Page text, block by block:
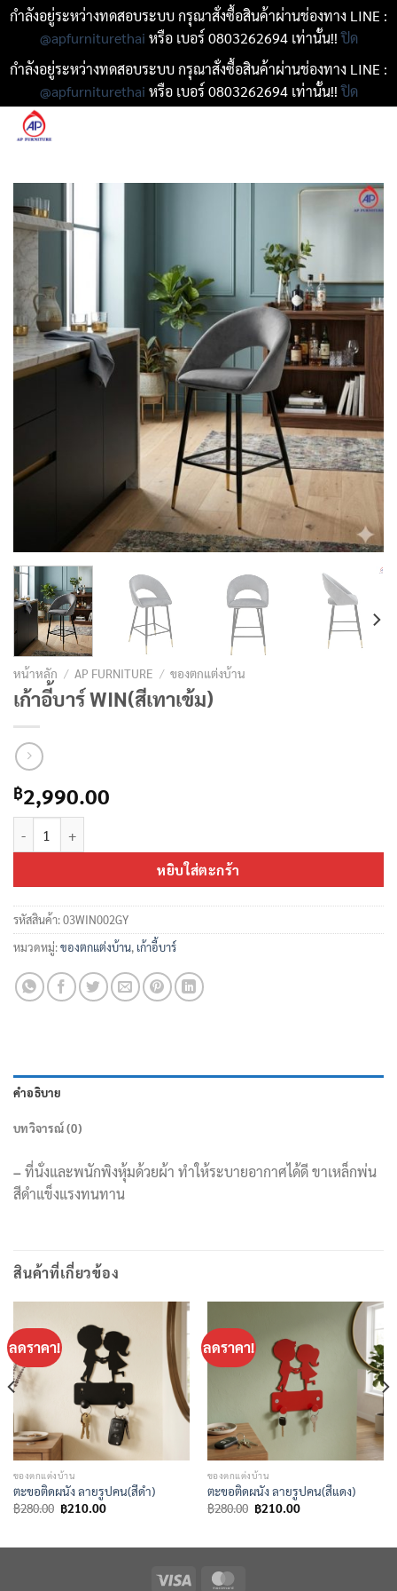
กำลังอยู่ระหว่างทดสอบระบบ กรุณาสั่งซื้อสินค้าผ่านช่องทาง LINE :
@apfurniturethai หรือ เบอร์ 0803262694 เท่านั้น!!ปิด
กำลังอยู่ระหว่างทดสอบระบบ กรุณาสั่งซื้อสินค้าผ่านช่องทาง LINE :
@apfurniturethai หรือ เบอร์ 0803262694 เท่านั้น!!ปิด
ข้าม
เนื้อหา
หน้าหลัก / AP FURNITURE / ของตกแต่งบ้าน
เก้าอี้บาร์ WIN(สีเทาเข้ม)
฿2,990.00
หยิบใส่ตะกร้า
รหัสสินค้า:03WIN002GY
หมวดหมู่:ของตกแต่งบ้าน, เก้าอี้บาร์
คำอธิบาย
บทวิจารณ์ (0)
–ที่นั่งและพนักพิงหุ้มด้วยผ้า ทำให้ระบายอากาศได้ดี ขาเหล็กพ่น
สีดำแข็งแรงทนทาน
สินค้าที่เกี่ยวข้อง
ลดราคา!
ของตกแต่งบ้าน
ตะขอติดผนัง ลายรูปคน(สีดำ)
฿280.00 Original
price
฿210.00Current
ลดราคา!
ของตกแต่งบ้าน
ตะขอติดผนัง ลายรูปคน(สีแดง)
฿280.00 Original
price
฿210.00Current